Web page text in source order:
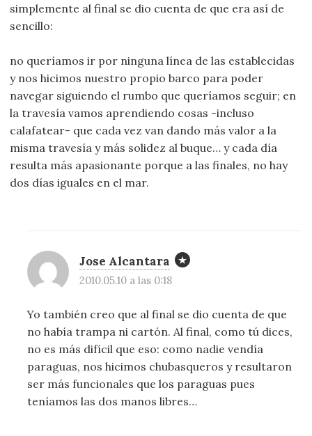
simplemente al final se dio cuenta de que era así de
sencillo:
no queríamos ir por ninguna línea de las establecidas
y nos hicimos nuestro propio barco para poder
navegar siguiendo el rumbo que queríamos seguir; en
la travesía vamos aprendiendo cosas -incluso
calafatear- que cada vez van dando más valor a la
misma travesía y más solidez al buque… y cada día
resulta más apasionante porque a las finales, no hay
dos días iguales en el mar.
Jose Alcantara
2010.05.10 a las 0:18
Yo también creo que al final se dio cuenta de que
no había trampa ni cartón. Al final, como tú dices,
no es más difícil que eso: como nadie vendía
paraguas, nos hicimos chubasqueros y resultaron
ser más funcionales que los paraguas pues
teníamos las dos manos libres…